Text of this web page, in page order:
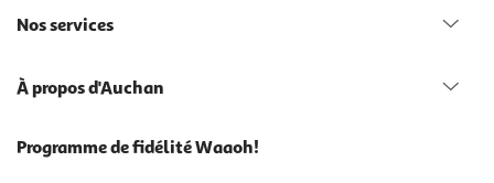
Nos services
À propos d'Auchan
Programme de fidélité Waaoh!